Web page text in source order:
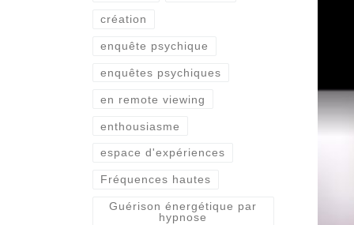
création
enquête psychique
enquêtes psychiques
en remote viewing
enthousiasme
espace d'expériences
Fréquences hautes
Guérison énergétique par
hypnose